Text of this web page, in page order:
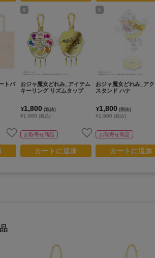
トバ
6
おジャ魔女どれみ_アイテム
キーリング リズムタップ
¥1,800 (税抜)
¥1,980 (税込)
お取寄せ商品
カートに追加
8
おジャ魔女どれみ_ア
スタンド ハナ
¥1,800 (税抜)
¥1,980 (税込)
お取寄せ商品
カートに追加